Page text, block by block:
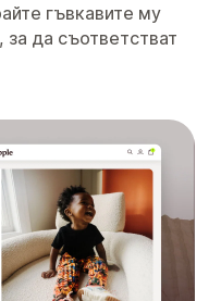
гъвкавите му
за да съответстват